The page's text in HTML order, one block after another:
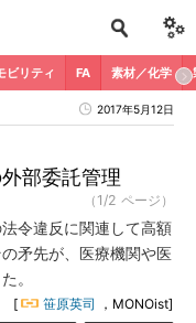
ビリティ FA 素材／化学
2017年5月12日
部委託管理
（1/2 ページ）
令違反に関連して高額
矛先が、医療機関や医
。
[ 笹原英司
，MONOist]